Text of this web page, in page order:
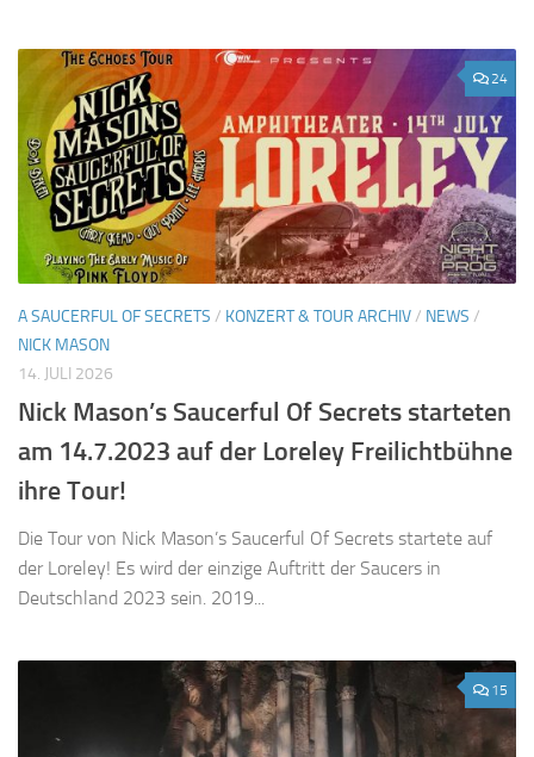
24
A SAUCERFUL OF SECRETS / KONZERT & TOUR ARCHIV/ NEWS /
NICK MASON
14. JULI 2026
Nick Mason’s Saucerful Of Secrets starteten
am 14.7.2023 auf der Loreley Freilichtbühne
ihre Tour!
Die Tour von Nick Mason’s Saucerful Of Secrets startete auf
der Loreley! Es wird der einzige Auftritt der Saucers in
Deutschland 2023 sein. 2019...
15